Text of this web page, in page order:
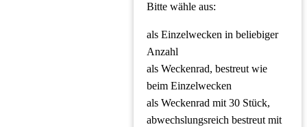
Bitte wähle aus:
als Einzelwecken in beliebiger
Anzahl
als Weckenrad, bestreut wie
beim Einzelwecken
als Weckenrad mit 30 Stück,
abwechslungsreich bestreut mit